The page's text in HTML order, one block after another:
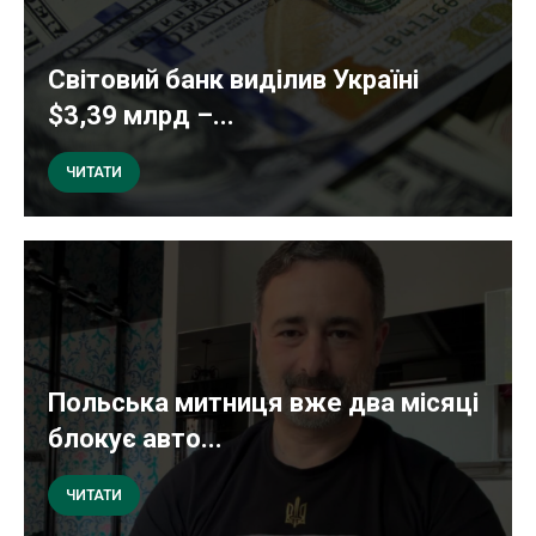
Світовий банк виділив Україні
$3,39 млрд –...
ЧИТАТИ
Польська митниця вже два місяці
блокує авто...
ЧИТАТИ